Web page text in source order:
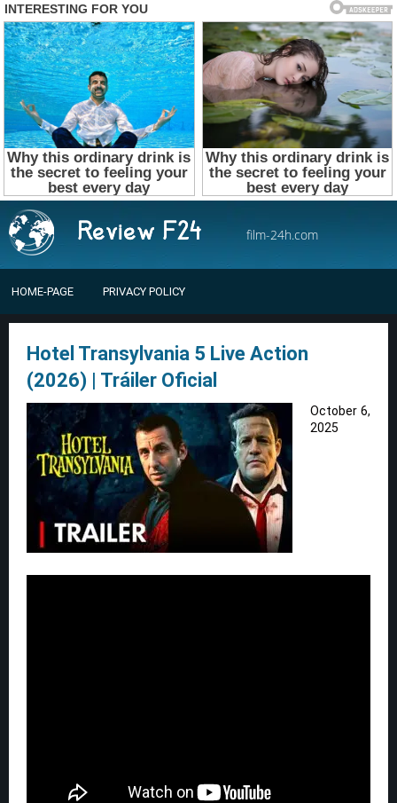
film-24h.com
HOME-PAGE PRIVACY POLICY
Hotel Transylvania 5 Live Action
(2026) | Tráiler Oficial
October 6,
2025